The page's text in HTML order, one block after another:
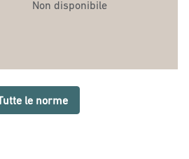
Non disponibile
le norme